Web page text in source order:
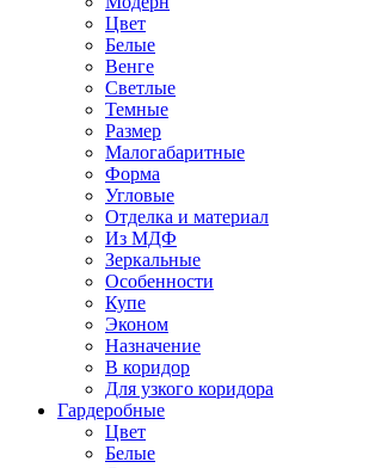
Цвет
Белые
Венге
Светлые
Темные
Размер
Малогабаритные
Форма
Угловые
Отделка и материал
Из МДФ
Зеркальные
Особенности
Купе
Эконом
Назначение
В коридор
Для узкого коридора
Гардеробные
Цвет
Белые